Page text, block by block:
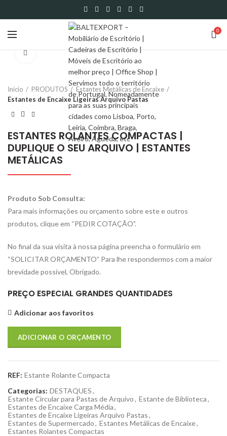
0
Click to enlarge
Início PRODUTOS
Estantes Metálicas de Encaixe
Estantes de Encaixe Ligeiras Arquivo Pastas
ESTANTES ROLANTES COMPACTAS |
DUPLIQUE O SEU ARQUIVO | ESTANTES
METÁLICAS
Produto Sob Consulta:
Para mais informações ou orçamento sobre este e outros
produtos, clique em “PEDIR COTAÇÃO”.
No final da sua visita à nossa página preencha o formulário em
“SOLICITAR ORÇAMENTO” Para lhe respondermos com a maior
brevidade possível, Obrigado.
PREÇO ESPECIAL GRANDES QUANTIDADES
Adicionar aos favoritos
ADICIONAR O ORÇAMENTO
REF: Estante Rolante Compacta
Categorias: DESTAQUES,
Estante Circular para Pastas de Arquivo, Estante de Biblioteca,
Estantes de Encaixe Carga Média,
Estantes de Encaixe Ligeiras Arquivo Pastas,
Estantes de Supermercado, Estantes Metálicas de Encaixe,
Estantes Rolantes Compactas